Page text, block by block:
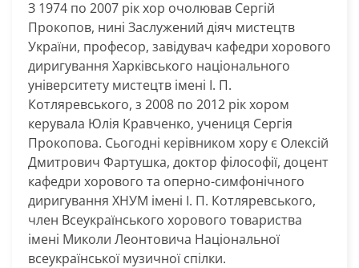
З 1974 по 2007 рік хор очолював Сергій
Прокопов, нині Заслужений діяч мистецтв
України, професор, завідувач кафедри хорового
диригування Харківського національного
університету мистецтв імені І. П.
Котляревського, з 2008 по 2012 рік хором
керувала Юлія Кравченко, учениця Сергія
Прокопова. Сьогодні керівником хору є Олексій
Дмитрович Фартушка, доктор філософії, доцент
кафедри хорового та оперно-симфонічного
диригування ХНУМ імені І. П. Котляревського,
член Всеукраїнського хорового товариства
імені Миколи Леонтовича Національної
всеукраїнської музичної спілки.